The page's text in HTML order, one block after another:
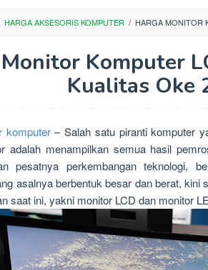
HARGA AKSESORIS KOMPUTER / HARGA MONITOR
Komputer
Kualitas Oke
komputer– Salah satu piranti komputer
adalah menampilkan semua hasil
pesatnya perkembangan teknologi,
asalnya berbentuk besar dan berat, kini
saat ini, yakni monitor LCD dan monitor